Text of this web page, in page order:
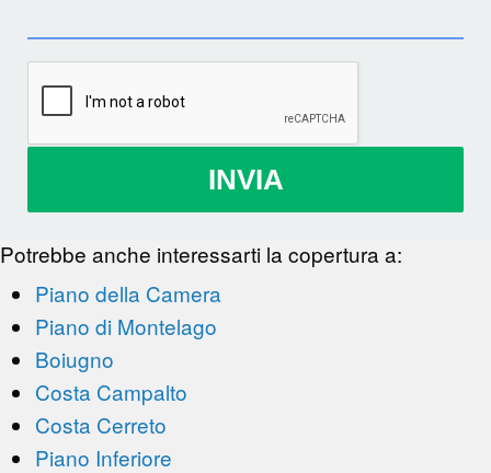
INVIA
Potrebbe anche interessarti la copertura a:
Piano della Camera
Piano di Montelago
Boiugno
Costa Campalto
Costa Cerreto
Piano Inferiore